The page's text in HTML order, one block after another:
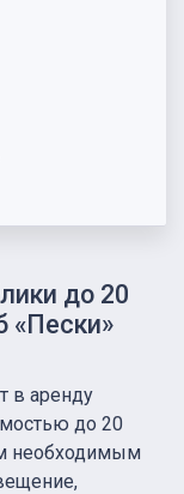
до 20
«Пески»
в аренду
до 20
необходимым